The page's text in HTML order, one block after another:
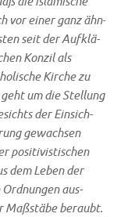
vor einer ganz ähn­
seit der Auf­klä­
Kon­zil als
Kir­che zu
um die Stel­lung
der Ein­sich­
gewach­sen
posi­ti­vi­sti­schen
dem Leben der
aus­
Maß­stä­be beraubt.